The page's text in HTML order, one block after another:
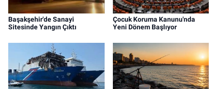
Başakşehir'de Sanayi
Sitesinde Yangın Çıktı
Çocuk Koruma Kanunu'nda
Yeni Dönem Başlıyor